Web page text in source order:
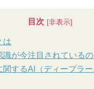
目次
は
識が今注目されている
関するAI（ディープラ